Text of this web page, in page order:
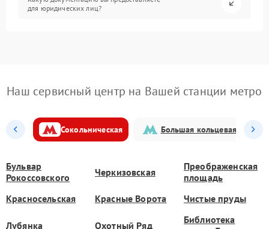
для юридических лиц?
Наш сервисный центр на Вашей станции метро
Сокольническая Большая кольцевая
Бульвар
Рокоссовского
Черкизовская
Преображенская
площадь
Красносельская
Красные Ворота Чистые пруды
Лубянка Охотный Ряд
Библиотека